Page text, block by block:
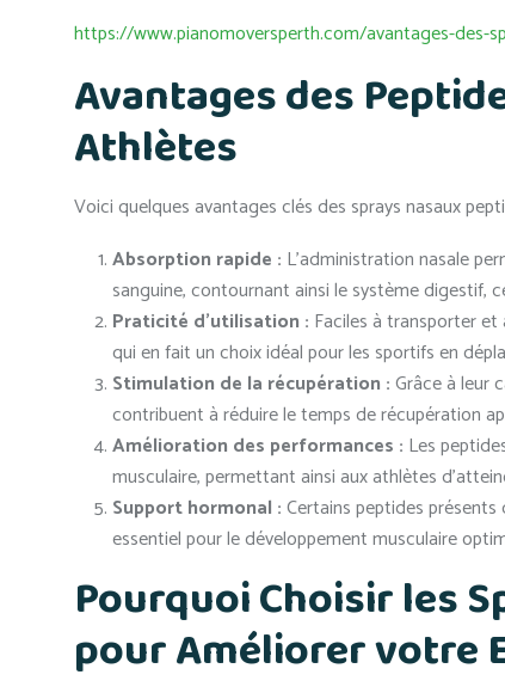
https://www.pianomoversperth.com/avantages-des-
Avantages des
Athlètes
Voici quelques avantages clés des sprays nasaux
Absorption rapide : L’administration nasale
sanguine, contournant ainsi le système digestif,
Praticité d’utilisation : Faciles à transporter
qui en fait un choix idéal pour les sportifs en
Stimulation de la récupération :Grâce à leur
contribuent à réduire le temps de récupération
Amélioration des performances : Les
musculaire, permettant ainsi aux athlètes
Support hormonal :Certains peptides présents
essentiel pour le développement musculaire
Pourquoi Choisir les
pour Améliorer votre